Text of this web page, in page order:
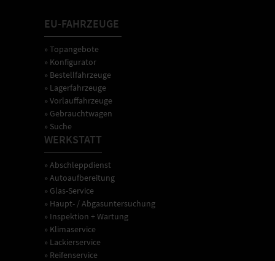
EU-FAHRZEUGE
» Topangebote
» Konfigurator
» Bestellfahrzeuge
» Lagerfahrzeuge
» Vorlauffahrzeuge
» Gebrauchtwagen
» Suche
WERKSTATT
» Abschleppdienst
» Autoaufbereitung
» Glas-Service
» Haupt- / Abgasuntersuchung
» Inspektion + Wartung
» Klimaservice
» Lackierservice
» Reifenservice